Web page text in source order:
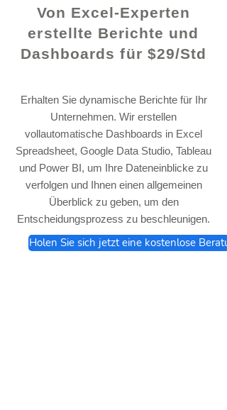
Von Excel-Experten
erstellte Berichte und
Dashboards für $29/Std
Erhalten Sie dynamische Berichte für Ihr
Unternehmen. Wir erstellen
vollautomatische Dashboards in Excel
Spreadsheet, Google Data Studio, Tableau
und Power BI, um Ihre Dateneinblicke zu
verfolgen und Ihnen einen allgemeinen
Überblick zu geben, um den
Entscheidungsprozess zu beschleunigen.
Holen Sie sich jetzt eine kostenlose